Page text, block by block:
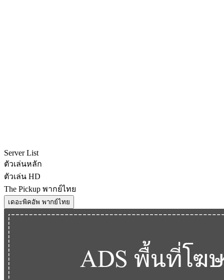
Server List
ตัวเล่นหลัก
ตัวเล่น HD
The Pickup พากย์ไทย
เดอะพิคอัพ พากย์ไทย